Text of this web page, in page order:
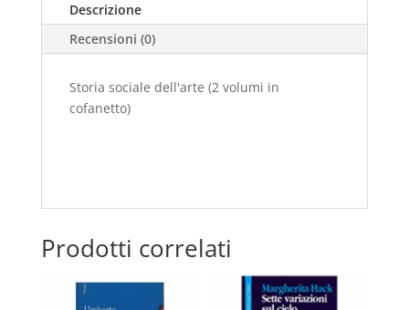
Descrizione
Recensioni (0)
Storia sociale dell'arte (2 volumi in
cofanetto)
Prodotti correlati